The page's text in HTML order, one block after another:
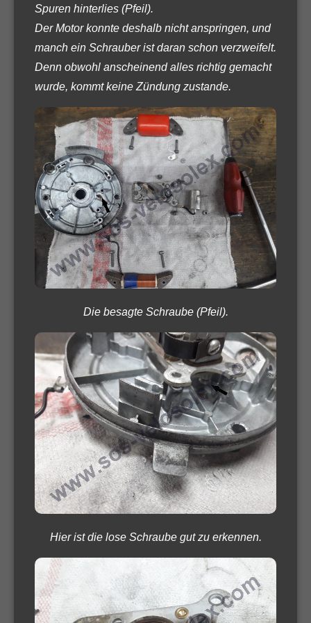
Spuren hinterlies (Pfeil).
Der Motor konnte deshalb nicht anspringen, und
manch ein Schrauber ist daran schon verzweifelt.
Denn obwohl anscheinend alles richtig gemacht
wurde, kommt keine Zündung zustande.
Die besagte Schraube (Pfeil).
Hier ist die lose Schraube gut zu erkennen.